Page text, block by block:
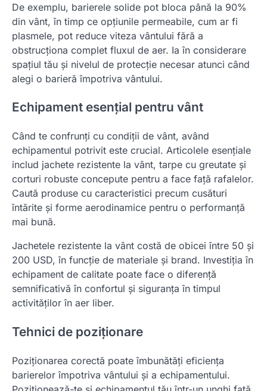
De exemplu, barierele solide pot bloca până la 90%
din vânt, în timp ce opțiunile permeabile, cum ar fi
plasmele, pot reduce viteza vântului fără a
obstrucționa complet fluxul de aer. Ia în considerare
spațiul tău și nivelul de protecție necesar atunci când
alegi o barieră împotriva vântului.
Echipament esențial pentru vânt
Când te confrunți cu condiții de vânt, având
echipamentul potrivit este crucial. Articolele esențiale
includ jachete rezistente la vânt, tarpe cu greutate și
corturi robuste concepute pentru a face față rafalelor.
Caută produse cu caracteristici precum cusături
întărite și forme aerodinamice pentru o performanță
mai bună.
Jachetele rezistente la vânt costă de obicei între 50 și
200 USD, în funcție de materiale și brand. Investiția în
echipament de calitate poate face o diferență
semnificativă în confortul și siguranța în timpul
activităților în aer liber.
Tehnici de poziționare
Poziționarea corectă poate îmbunătăți eficiența
barierelor împotriva vântului și a echipamentului.